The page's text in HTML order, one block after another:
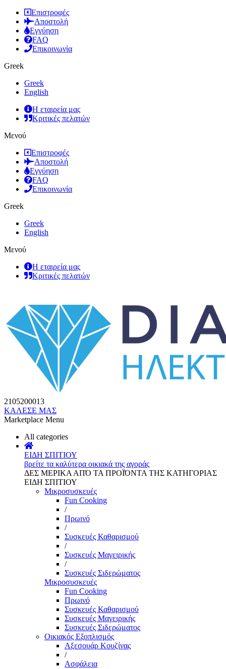
Επιστροφές
Αποστολή
Εγγύηση
FAQ
Επικοινωνία
Greek
Greek
English
Η εταιρεία μας
Κριτικές πελατών
Μενού
Επιστροφές
Αποστολή
Εγγύηση
FAQ
Επικοινωνία
Greek
Greek
English
Μενού
Η εταιρεία μας
Κριτικές πελατών
2105200013
ΚΑΛΕΣΕ ΜΑΣ
Marketplace Menu
All categories
ΕΙΔΗ ΣΠΙΤΙΟΥ
βρείτε τα καλύτερα οικιακά της αγοράς
ΔΕΣ ΜΕΡΙΚΑ ΑΠΌ ΤΑ ΠΡΟΪΌΝΤΑ ΤΗΣ ΚΑΤΗΓΟΡΙΑΣ
ΕΙΔΗ ΣΠΙΤΙΟΥ
Μικροσυσκευές
Fun Cooking
/
Πρωινό
/
Συσκευές Καθαρισμού
/
Συσκευές Μαγειρικής
/
Συσκευές Σιδερώματος
Μικροσυσκευές
Fun Cooking
Πρωινό
Συσκευές Καθαρισμού
Συσκευές Μαγειρικής
Συσκευές Σιδερώματος
Οικιακός Εξοπλισμός
Αξεσουάρ Κουζίνας
/
Ασφάλεια